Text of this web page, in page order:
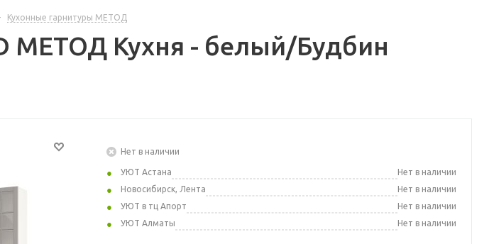
Кухонные гарнитуры МЕТОД
МЕТОД Кухня - белый/Будбин
Нет в наличии
УЮТ Астана
Нет в наличии
Новосибирск, Лента
Нет в наличии
УЮТ в тц Апорт
Нет в наличии
УЮТ Алматы
Нет в наличии